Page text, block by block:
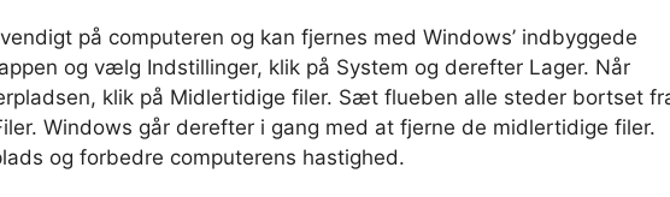
på computeren og kan fjernes med Windows’ indbyggede
og vælg Indstillinger, klik på System og derefter Lager. Når
klik på Midlertidige filer. Sæt flueben alle steder bortset
Windows går derefter i gang med at fjerne de midlertidige filer.
og forbedre computerens hastighed.